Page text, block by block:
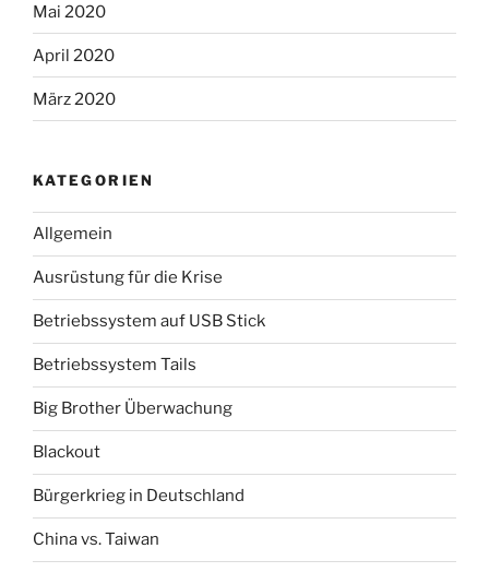
Mai 2020
April 2020
März 2020
KATEGORIEN
Allgemein
Ausrüstung für die Krise
Betriebssystem auf USB Stick
Betriebssystem Tails
Big Brother Überwachung
Blackout
Bürgerkrieg in Deutschland
China vs. Taiwan